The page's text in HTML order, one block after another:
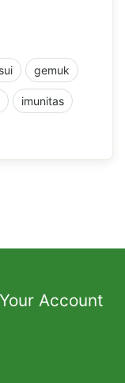
gemuk
imunitas
Account